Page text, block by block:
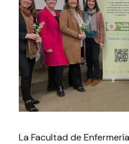
cursos
Especialidades y
estadías
Te puede
interesar:
interesar:
2025
vinculación con la
sociedad
Extensión Cultural
Te puede interesar:
intercambio
Servicios y apoyos
Te puede
interesar:
Explora
Uandes
La Facultad de